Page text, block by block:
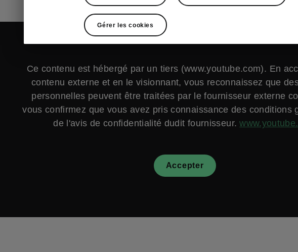
Ce contenu est hébergé par un tiers (www.youtube.com). En
contenu externe et en le visionnant, vous reconnaissez que
personnelles peuvent être traitées par le fournisseur externe
vous confirmez que vous avez pris connaissance des conditions
de l'avis de confidentialité dudit fournisseur.
Accepter
Gérer les cookies